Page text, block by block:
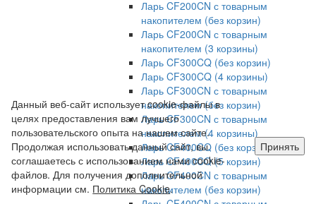
Ларь CF200CN с товарным
накопителем (без корзин)
Ларь CF200CN с товарным
накопителем (3 корзины)
Ларь CF300CQ (без корзин)
Ларь CF300CQ (4 корзины)
Ларь CF300CN с товарным
накопителем (без корзин)
Ларь CF300CN с товарным
накопителем (4 корзины)
Ларь CF400CQ (без корзин)
Ларь CF400CQ (5 корзин)
Ларь CF400CN с товарным
накопителем (без корзин)
Данный веб-сайт использует cookie-файлы в
целях предоставления вам лучшего
пользовательского опыта на нашем сайте.
Продолжая использовать данный сайт, вы
соглашаетесь с использованием нами cookie-
файлов. Для получения дополнительной
информации см. Политика Cookie.
Принять